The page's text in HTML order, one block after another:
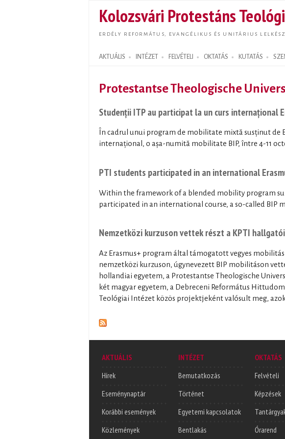
Kolozsvári Protestáns
ERDÉLY REFORMÁTUS, EVANGÉLIKUS ÉS UNITÁRIUS
AKTUÁLIS INTÉZET FELVÉTELI OKTATÁS KUTATÁS
Search form
Protestantse Theologische
Studenții ITP au participat la un curs internațional
În cadrul unui program de mobilitate mixtă susținut de
internațional, o așa-numită mobilitate BIP, între 4-11
PTI students participated in an international
Within the framework of a blended mobility program
participated in an international course, a so-called BIP
Nemzetközi kurzuson vettek részt a KPTI
Az Erasmus+ program által támogatott vegyes
nemzetközi kurzuson, úgynevezett BIP mobilitáson
hollandiai egyetem, a Protestantse Theologische
két magyar egyetem, a Debreceni Református
Teológiai Intézet közös projektjeként valósult meg,
AKTUÁLIS
Hírek
Eseménynaptár
Korábbi események
Közlemények
INTÉZET
Bemutatkozás
Történet
Egyetemi kapcsolatok
Bentlakás
OKTATÁS
Felvételi
Képzések
Órarend